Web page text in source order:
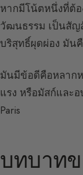
หากมีโน้ตหนึ่งที่ต้
วัฒนธรรม เป็นสั
บริสุทธิ์ผุดผ่อง มัน
มันมีข้อดีคือหลาก
แรง หรือมัสก์และ
Paris
บทบาท